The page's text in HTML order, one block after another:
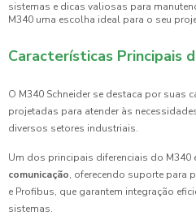
sistemas e dicas valiosas para
M340 uma escolha ideal para o seu
Características Principais
O M340 Schneider se destaca por suas
projetadas para atender às
diversos setores industriais.
Um dos principais diferenciais do M340
comunicação, oferecendo suporte para
e Profibus, que garantem integração
sistemas.